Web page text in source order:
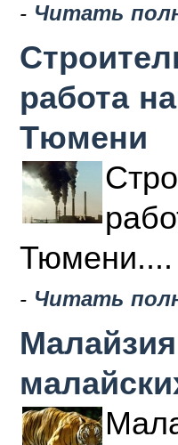
- Читать
работа
Тюмени
Тюмени....
- Читать